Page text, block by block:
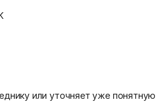
или уточняет уже